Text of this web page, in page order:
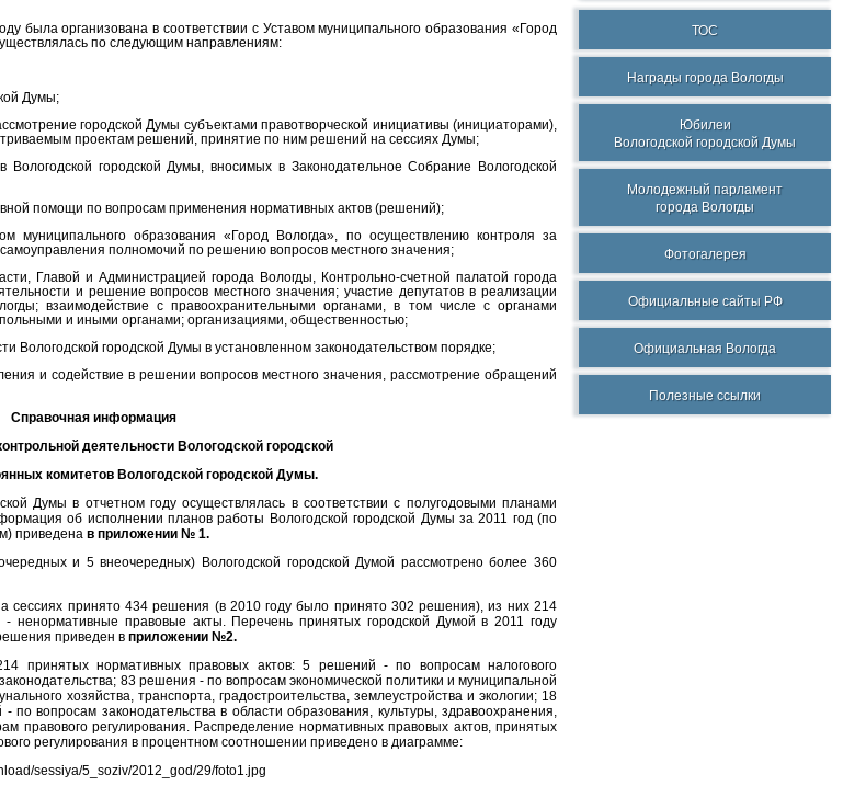
была организована в соответствии с Уставом муниципального образования «Город
по следующим направлениям:
Думы;
городской Думы субъектами правотворческой инициативы (инициаторами),
проектам решений, принятие по ним решений на сессиях Думы;
Вологодской городской Думы, вносимых в Законодательное Собрание Вологодской
помощи по вопросам применения нормативных актов (решений);
муниципального образования «Город Вологда», по осуществлению контроля за
полномочий по решению вопросов местного значения;
Главой и Администрацией города Вологды, Контрольно-счетной палатой города
и решение вопросов местного значения; участие депутатов в реализации
взаимодействие с правоохранительными органами, в том числе с органами
и иными органами; организациями, общественностью;
Вологодской городской Думы в установленном законодательством порядке;
и содействие в решении вопросов местного значения, рассмотрение обращений
Справочная информация
деятельности Вологодской городской
комитетов Вологодской городской Думы.
Думы в отчетном году осуществлялась в соответствии с полугодовыми планами
об исполнении планов работы Вологодской городской Думы за 2011 год (по
приведена в приложении № 1.
и 5 внеочередных) Вологодской городской Думой рассмотрено более 360
сессиях принято 434 решения (в 2010 году было принято 302 решения), из них 214
правовые акты. Перечень принятых городской Думой в 2011 году
приведен в приложении №2.
принятых нормативных правовых актов: 5 решений - по вопросам налогового
83 решения - по вопросам экономической политики и муниципальной
хозяйства, транспорта, градостроительства, землеустройства и экологии; 18
вопросам законодательства в области образования, культуры, здравоохранения,
регулирования. Распределение нормативных правовых актов, принятых
регулирования в процентном соотношении приведено в диаграмме:
ТОС
Награды города Вологды
Юбилеи
Вологодской городской Думы
Молодежный парламент
города Вологды
Фотогалерея
Официальные сайты РФ
Официальная Вологда
Полезные ссылки